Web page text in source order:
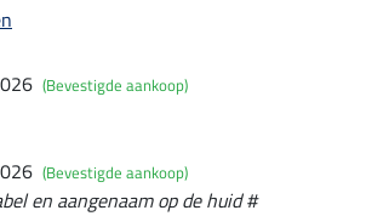
(Bevestigde aankoop)
(Bevestigde aankoop)
en aangenaam op de huid #